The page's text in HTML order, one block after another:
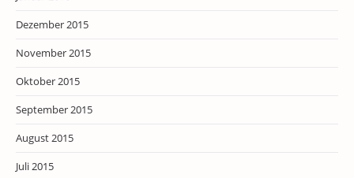
Dezember 2015
November 2015
Oktober 2015
September 2015
August 2015
Juli 2015